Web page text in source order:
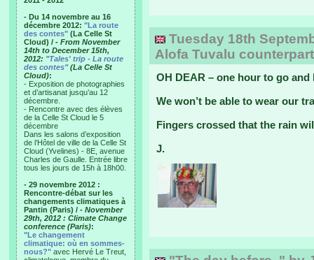
- Du 14 novembre au 16
décembre 2012: "La route
des contes" (La Celle St
Cloud) / - From November
14th to December 15th,
2012: "Tales' trip - La route
des contes"(La Celle St
Cloud):
- Exposition de photographies
et d’artisanat jusqu’au 12
décembre.
- Rencontre avec des élèves
de la Celle St Cloud le 5
décembre
Dans les salons d’exposition
de l’Hôtel de ville de la Celle St
Cloud (Yvelines) - 8E, avenue
Charles de Gaulle. Entrée libre
tous les jours de 15h à 18h00.
- 29 novembre 2012 :
Rencontre-débat sur les
changements climatiques à
Pantin (Paris) / - November
29th, 2012 : Climate Change
conference (Paris):
"Le changement
climatique: où en sommes-
nous?" avec Hervé Le Treut,
Tuesday 18th
Alofa Tuvalu
OH DEAR – one hour to go
We won’t be able to wear our
Fingers crossed that the rain
J.